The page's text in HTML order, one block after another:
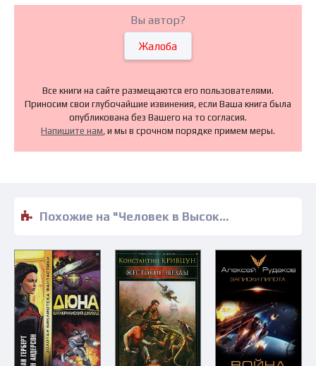
Вы автор?
Жалоба
Все книги на сайте размещаются его пользователями.
Приносим свои глубочайшие извинения, если Ваша книга была
опубликована без Вашего на то согласия.
Напишите нам, и мы в срочном порядке примем меры.
Похожие на "Человек в Высоком замке - Филип Киндред Дик" книги читать бесплатно полные версии